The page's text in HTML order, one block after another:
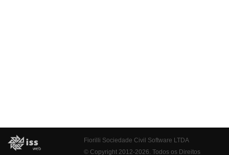
Fiorilli Sociedade Civil Software LTDA
© Copyright 2012-2026. Todos os Direitos